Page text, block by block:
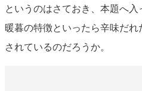
というのはさておき、本題へ
暖暮の特徴といったら辛味だ
されているのだろうか。